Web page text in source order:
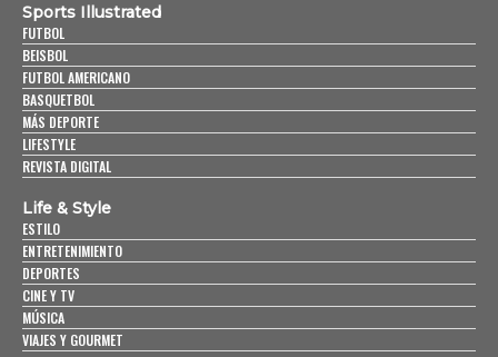
Sports Illustrated
FUTBOL
BEISBOL
FUTBOL AMERICANO
BASQUETBOL
MÁS DEPORTE
LIFESTYLE
REVISTA DIGITAL
Life & Style
ESTILO
ENTRETENIMIENTO
DEPORTES
CINE Y TV
MÚSICA
VIAJES Y GOURMET